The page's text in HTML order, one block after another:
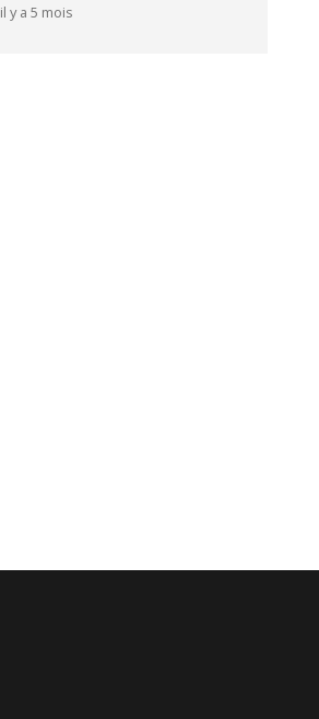
il y a 5 mois